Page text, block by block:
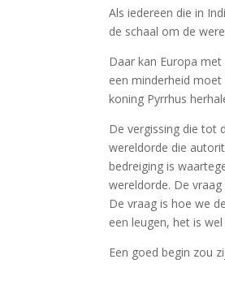
Als iedereen die in
de schaal om de
Daar kan Europa
een minderheid
koning Pyrrhus
De vergissing die tot
wereldorde die
bedreiging is
wereldorde. De
De vraag is hoe we
een leugen, het is
Een goed begin zou